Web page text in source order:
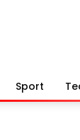
Sport